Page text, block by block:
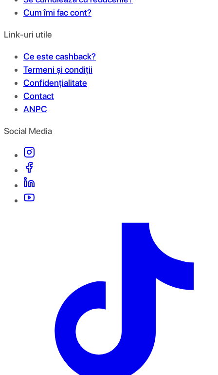
Cum îmi fac cont?
Link-uri utile
Ce este cashback?
Termeni și condiții
Confidențialitate
Contact
ANPC
Social Media